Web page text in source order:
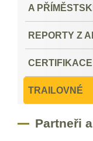
A
REPORTY Z
TRAILOVNÉ
Partneři